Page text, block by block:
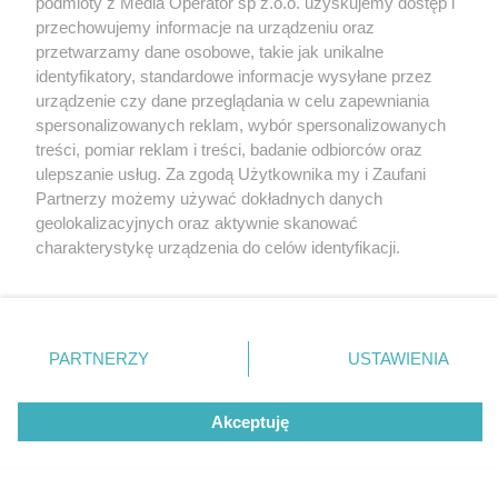
Tarnowskie Góry
Ruda Śląska
Świętochłowice
Tychy
Bytom
Katowice
Gliwice
Zabrze
Zagłębie
Newsletter
Reklama
przechowujemy informacje na urządzeniu oraz
przetwarzamy dane osobowe, takie jak unikalne
identyfikatory, standardowe informacje wysyłane przez
urządzenie czy dane przeglądania w celu zapewniania
spersonalizowanych reklam, wybór spersonalizowanych
treści, pomiar reklam i treści, badanie odbiorców oraz
ulepszanie usług. Za zgodą Użytkownika my i Zaufani
Partnerzy możemy używać dokładnych danych
geolokalizacyjnych oraz aktywnie skanować
charakterystykę urządzenia do celów identyfikacji.
zmienić/wycofać klikając przycisk ustawień prywatności
znajdujący się w lewym dolnym rogu strony
rodzaje przetwarzania danych nie wymagają zgody
użytkownika, ale masz prawo sprzeciwić się takiemu
przetwarzaniu. Preferencje będą miały zastosowania tylko
PARTNERZY USTAWIENIA
Akceptuję